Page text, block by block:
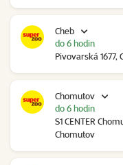
Cheb
Pivovarská 1677,
do 6 hodin
Chomutov
S1 CENTER
Chomutov
do 6 hodin